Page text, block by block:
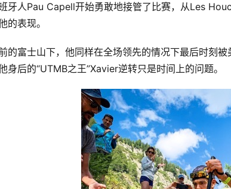
牙人Pau Capell开始勇敢地接管了比赛，从Les
的表现。
的富士山下，他同样在全场领先的情况下最后时刻
身后的“UTMB之王”Xavier逆转只是时间上的问题。